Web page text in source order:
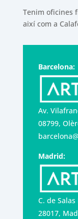
Tenim oficines
així com a
Barcelona:
Av.
08799,
Madrid:
C. de
28017,